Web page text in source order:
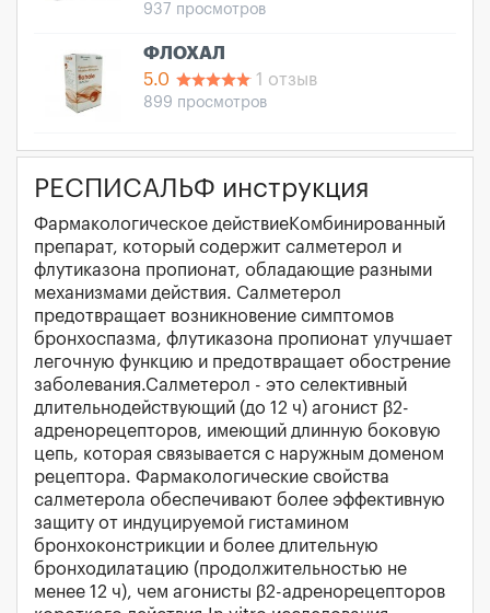
937 просмотров
ФЛОХАЛ
5.0
1 отзыв
899 просмотров
РЕСПИСАЛЬФ инструкция
Фармакологическое действиеКомбинированный
препарат, который содержит салметерол и
флутиказона пропионат, обладающие разными
механизмами действия. Салметерол
предотвращает возникновение симптомов
бронхоспазма, флутиказона пропионат улучшает
легочную функцию и предотвращает обострение
заболевания.Салметерол - это селективный
длительнодействующий (до 12 ч) агонист β2-
адренорецепторов, имеющий длинную боковую
цепь, которая связывается с наружным доменом
рецептора. Фармакологические свойства
салметерола обеспечивают более эффективную
защиту от индуцируемой гистамином
бронхоконстрикции и более длительную
бронходилатацию (продолжительностью не
менее 12 ч), чем агонисты β2-адренорецепторов